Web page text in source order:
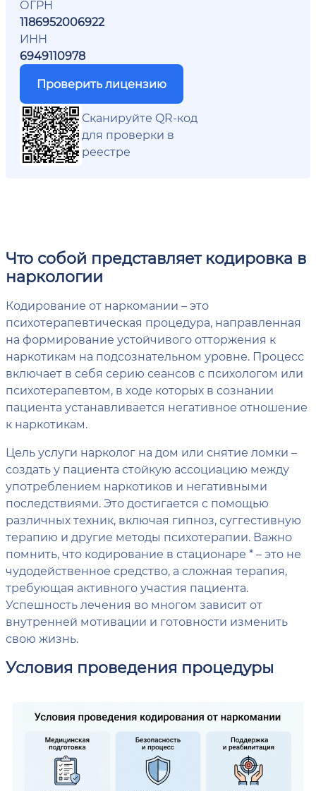
ОГРН
1186952006922
ИНН
6949110978
Проверить лицензию
Сканируйте QR-код
для проверки в
реестре
Что собой представляет кодировка в
наркологии
Кодирование от наркомании – это
психотерапевтическая процедура, направленная
на формирование устойчивого отторжения к
наркотикам на подсознательном уровне. Процесс
включает в себя серию сеансов с психологом или
психотерапевтом, в ходе которых в сознании
пациента устанавливается негативное отношение
к наркотикам.
Цель услуги нарколог на дом или снятие ломки –
создать у пациента стойкую ассоциацию между
употреблением наркотиков и негативными
последствиями. Это достигается с помощью
различных техник, включая гипноз, суггестивную
терапию и другие методы психотерапии. Важно
помнить, что кодирование в стационаре * – это не
чудодейственное средство, а сложная терапия,
требующая активного участия пациента.
Успешность лечения во многом зависит от
внутренней мотивации и готовности изменить
свою жизнь.
Условия проведения процедуры